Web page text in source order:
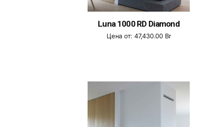
Luna 1000 RD Diamond
Цена от: 47,430.00 Br